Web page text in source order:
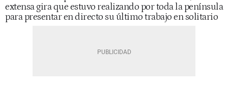
extensa gira que estuvo realizando por toda la península
para presentar en directo su último trabajo en solitario